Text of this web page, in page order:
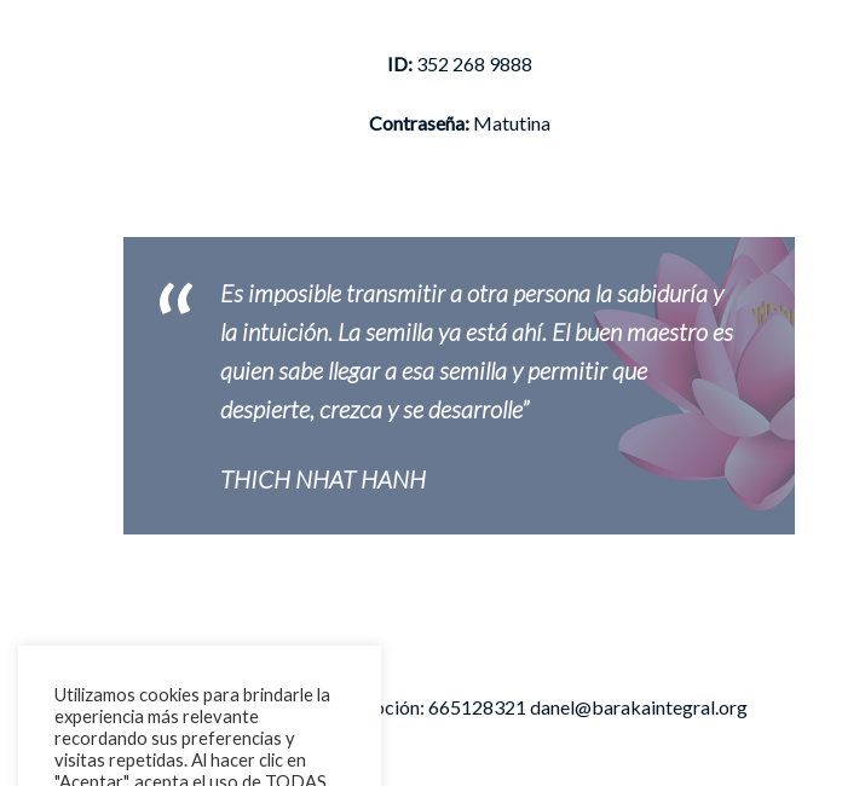
ID: 352 268 9888
Contraseña:Matutina
Es imposible transmitir a otra persona la sabiduría y
la intuición. La semilla ya está ahí. El buen maestro es
quien sabe llegar a esa semilla y permitir que
despierte, crezca y se desarrolle”
THICH NHAT HANH
Más información e inscripción: 665128321 danel@barakaintegral.org
Utilizamos cookies para brindarle la
experiencia más relevante
recordando sus preferencias y
visitas repetidas. Al hacer clic en
"Aceptar", acepta el uso de TODAS